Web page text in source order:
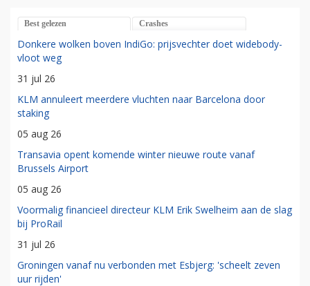
Best gelezen Crashes
Donkere wolken boven IndiGo: prijsvechter doet widebody-
vloot weg
31 jul 26
KLM annuleert meerdere vluchten naar Barcelona door
staking
05 aug 26
Transavia opent komende winter nieuwe route vanaf
Brussels Airport
05 aug 26
Voormalig financieel directeur KLM Erik Swelheim aan de slag
bij ProRail
31 jul 26
Groningen vanaf nu verbonden met Esbjerg: 'scheelt zeven
uur rijden'